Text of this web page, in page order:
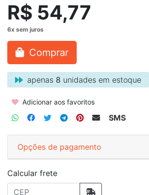
R$ 54,77
Comprar
apenas 8 unidades em estoque
Adicionar aos favoritos
SMS
Opções de pagamento
Calcular frete